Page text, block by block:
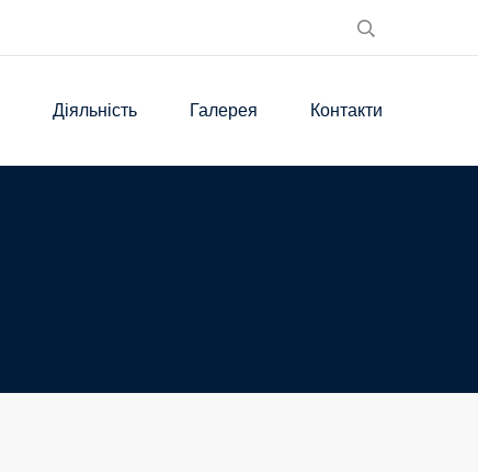
Діяльність Галерея Контакти